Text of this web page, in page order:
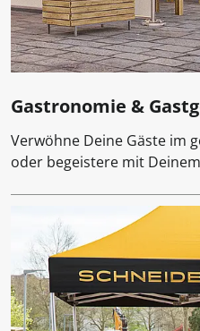
Gastronomie &
Verwöhne Deine Gäste im
oder begeistere mit